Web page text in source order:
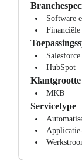
Software
Financiële
Salesforce
HubSpot
Klantgrootte
MKB
Servicetype